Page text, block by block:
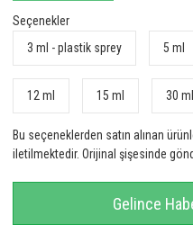
Seçenekler
3 ml - plastik sprey
5 ml
12 ml 15 ml 30 ml
Bu seçeneklerden satın alınan
iletilmektedir. Orijinal şişesinde
Gelince